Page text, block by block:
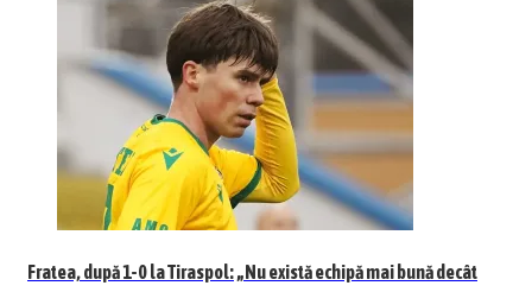
Fratea, după 1-0 la Tiraspol: „Nu există echipă mai bună decât